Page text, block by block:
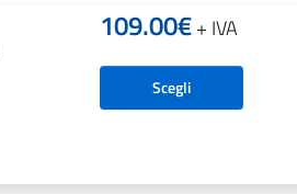
109.00€+ IVA
Scegli